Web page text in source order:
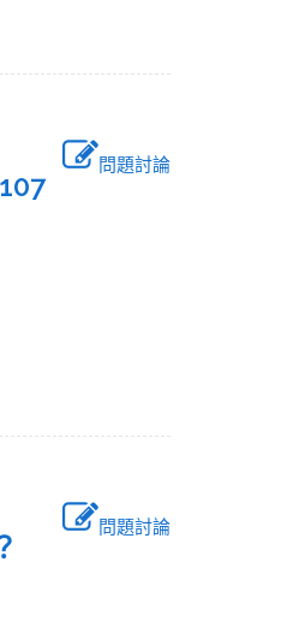
問題討論
問題討論